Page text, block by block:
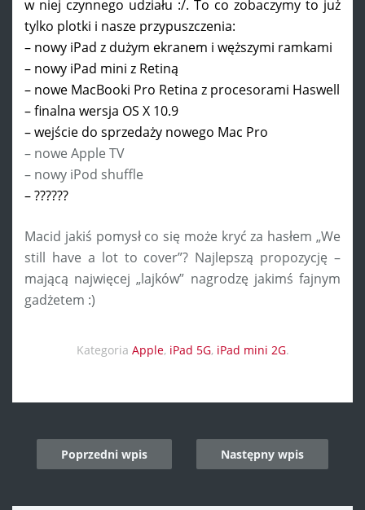
w niej czynnego udziału :/. To co zobaczymy to już
tylko plotki i nasze przypuszczenia:
– nowy iPad z dużym ekranem i węższymi ramkami
– nowy iPad mini z Retiną
– nowe MacBooki Pro Retina z procesorami Haswell
– finalna wersja OS X 10.9
– wejście do sprzedaży nowego Mac Pro
– nowe Apple TV
– nowy iPod shuffle
– ??????
Macid jakiś pomysł co się może kryć za hasłem „We
still have a lot to cover”? Najlepszą propozycję –
mającą najwięcej „lajków” nagrodzę jakimś fajnym
gadżetem :)
Kategoria Apple, iPad 5G, iPad mini 2G.
navigation
Poprzedni wpis Następny wpis